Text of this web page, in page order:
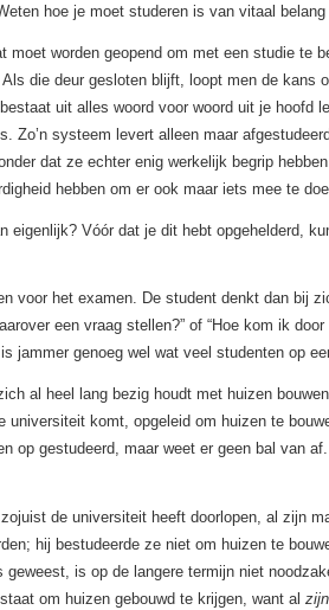
hoe je moet studeren is van vitaal belang
moet worden geopend om met een studie te
die deur gesloten blijft, loopt men de kans
uit alles woord voor woord uit je hoofd
Zo’n systeem levert alleen maar
dat ze echter enig werkelijk begrip
hebben om er ook maar iets mee te
eigenlijk? Vóór dat je dit hebt opgehelderd,
voor het examen. De student denkt dan bij
een vraag stellen?” of “Hoe kom ik
jammer genoeg wel wat veel studenten op
al heel lang bezig houdt met huizen
universiteit komt, opgeleid om huizen te
op gestudeerd, maar weet er geen bal van
de universiteit heeft doorlopen, al zijn
hij bestudeerde ze niet om huizen te
geweest, is op de langere termijn niet
om huizen gebouwd te krijgen, want al zijn